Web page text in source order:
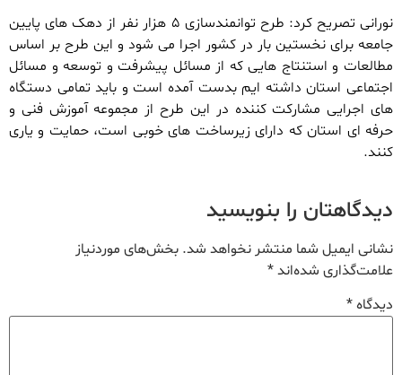
نورانی تصریح کرد: طرح توانمندسازی ۵ هزار نفر از دهک های پایین
جامعه برای نخستین بار در کشور اجرا می شود و این طرح بر اساس
مطالعات و استنتاج هایی که از مسائل پیشرفت و توسعه و مسائل
اجتماعی استان داشته ایم بدست آمده است و باید تمامی دستگاه
های اجرایی مشارکت کننده در این طرح از مجموعه آموزش فنی و
حرفه ای استان که دارای زیرساخت های خوبی است، حمایت و یاری
کنند.
دیدگاهتان را بنویسید
نشانی ایمیل شما منتشر نخواهد شد. بخش‌های موردنیاز
علامت‌گذاری شده‌اند*
دیدگاه*